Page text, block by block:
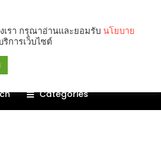
Categories
เรา กรุณาอ่านและยอมรับ นโยบาย
ริการเว็บไซต์